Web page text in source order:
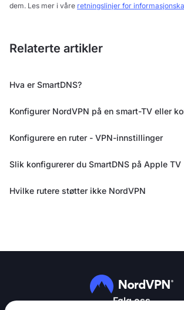
dem. Les mer i våre retningslinjer for
Relaterte artikler
Hva er SmartDNS?
Konfigurer NordVPN på en smart-TV eller
Konfigurere en ruter - VPN-innstillinger
Slik konfigurerer du SmartDNS på Apple TV
Hvilke rutere støtter ikke NordVPN
Følg oss